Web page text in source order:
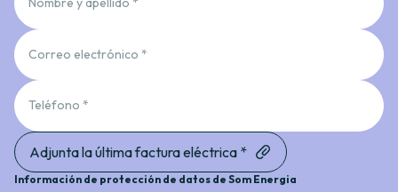
Correo electrónico *
Teléfono *
Adjunta la última factura eléctrica *
Información de protección de datos de Som Energia